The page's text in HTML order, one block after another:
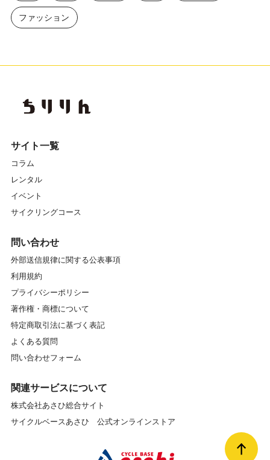
ファッション
サイト一覧
コラム
レンタル
イベント
サイクリングコース
問い合わせ
外部送信規律に関する公表事項
利用規約
プライバシーポリシー
著作権・商標について
特定商取引法に基づく表記
よくある質問
問い合わせフォーム
関連サービスについて
株式会社あさひ総合サイト
サイクルベースあさひ 公式オンラインストア